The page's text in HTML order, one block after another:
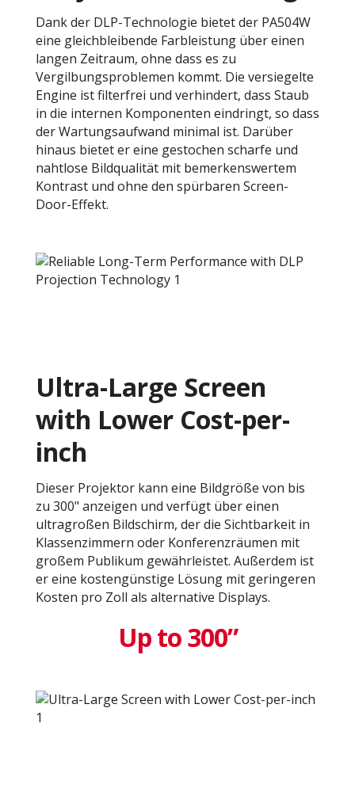
Dank der DLP-Technologie bietet der PA504W
eine gleichbleibende Farbleistung über einen
langen Zeitraum, ohne dass es zu
Vergilbungsproblemen kommt. Die versiegelte
Engine ist filterfrei und verhindert, dass Staub
in die internen Komponenten eindringt, so dass
der Wartungsaufwand minimal ist. Darüber
hinaus bietet er eine gestochen scharfe und
nahtlose Bildqualität mit bemerkenswertem
Kontrast und ohne den spürbaren Screen-
Door-Effekt.
Ultra-Large Screen
with Lower Cost-per-
inch​
Dieser Projektor kann eine Bildgröße von bis
zu 300" anzeigen und verfügt über einen
ultragroßen Bildschirm, der die Sichtbarkeit in
Klassenzimmern oder Konferenzräumen mit
großem Publikum gewährleistet. Außerdem ist
er eine kostengünstige Lösung mit geringeren
Kosten pro Zoll als alternative Displays.
Up to 300”